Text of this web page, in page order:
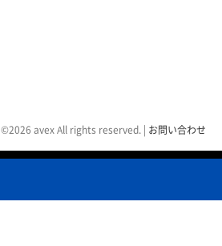
©2026 avex All rights reserved. お問い合わせ